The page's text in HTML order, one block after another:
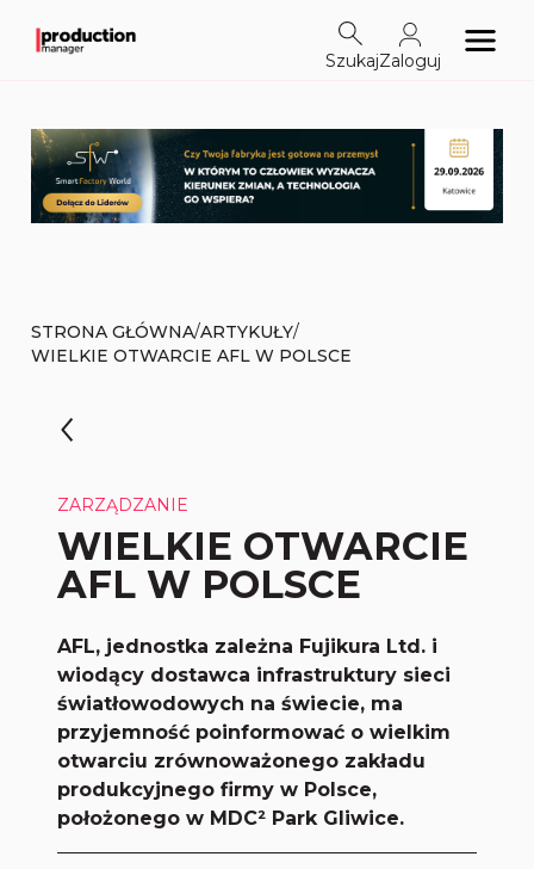
SzukajZaloguj
STRONA GŁÓWNA/ARTYKUŁY/
WIELKIE OTWARCIE AFL W POLSCE
ZARZĄDZANIE
WIELKIE OTWARCIE
AFL W POLSCE
AFL, jednostka zależna Fujikura Ltd. i
wiodący dostawca infrastruktury sieci
światłowodowych na świecie, ma
przyjemność poinformować o wielkim
otwarciu zrównoważonego zakładu
produkcyjnego firmy w Polsce,
położonego w MDC² Park Gliwice.